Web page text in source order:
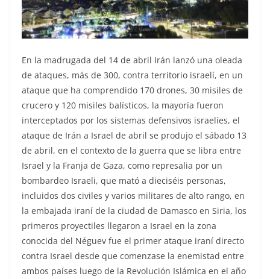
En la madrugada del 14 de abril Irán lanzó una oleada
de ataques, más de 300, contra territorio israelí, en un
ataque que ha comprendido 170 drones, 30 misiles de
crucero y 120 misiles balísticos, la mayoría fueron
interceptados por los sistemas defensivos israelíes, el
ataque de Irán a Israel de abril se produjo el sábado 13
de abril, en el contexto de la guerra que se libra entre
Israel y la Franja de Gaza, como represalia por un
bombardeo Israeli, que mató a dieciséis personas,
incluidos dos civiles y varios militares de alto rango, en
la embajada iraní de la ciudad de Damasco en Siria, los
primeros proyectiles llegaron a Israel en la zona
conocida del Néguev fue el primer ataque iraní directo
contra Israel desde que comenzase la enemistad entre
ambos países luego de la Revolución Islámica en el año